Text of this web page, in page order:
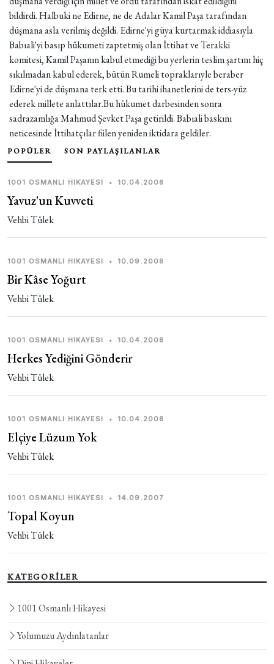
bildirdi. Halbuki ne Edirne, ne de Adalar Kamil Paşa tarafından
düşmana asla verilmiş değildi. Edirne'yi güya kurtarmak iddiasıyla
Babıali'yi basıp hükumeti zaptetmiş olan İttihat ve Terakki
komitesi, Kamil Paşanın kabul etmediği bu yerlerin teslim şartını hiç
sıkılmadan kabul ederek, bütün Rumeli topraklarıyle beraber
Edirne'yi de düşmana terk etti. Bu tarihi ihanetlerini de ters-yüz
ederek millete anlattılar.Bu hükumet darbesinden sonra
sadrazamlığa Mahmud Şevket Paşa getirildi. Babıali baskını
neticesinde İttihatçılar fiilen yeniden iktidara geldiler.
POPÜLER SON PAYLAŞILANLAR
1001 OSMANLI HIKAYESI • 10.04.2008
Yavuz'un Kuvveti
Vehbi Tülek
1001 OSMANLI HIKAYESI • 10.09.2008
Bir Kâse Yoğurt
Vehbi Tülek
1001 OSMANLI HIKAYESI • 10.04.2008
Herkes Yediğini Gönderir
Vehbi Tülek
1001 OSMANLI HIKAYESI • 10.04.2008
Elçiye Lüzum Yok
Vehbi Tülek
1001 OSMANLI HIKAYESI • 14.09.2007
Topal Koyun
Vehbi Tülek
KATEGORİLER
1001 Osmanlı Hikayesi
Yolumuzu Aydınlatanlar